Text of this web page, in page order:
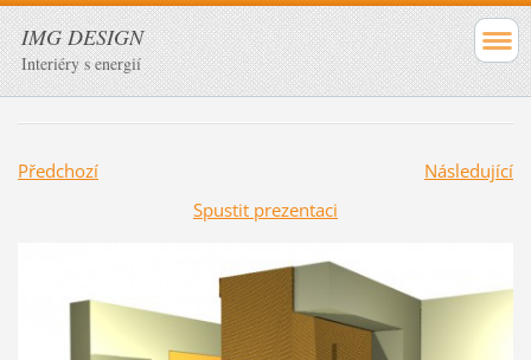
IMG DESIGN
Interiéry s energií
Předchozí
Následující
Spustit prezentaci